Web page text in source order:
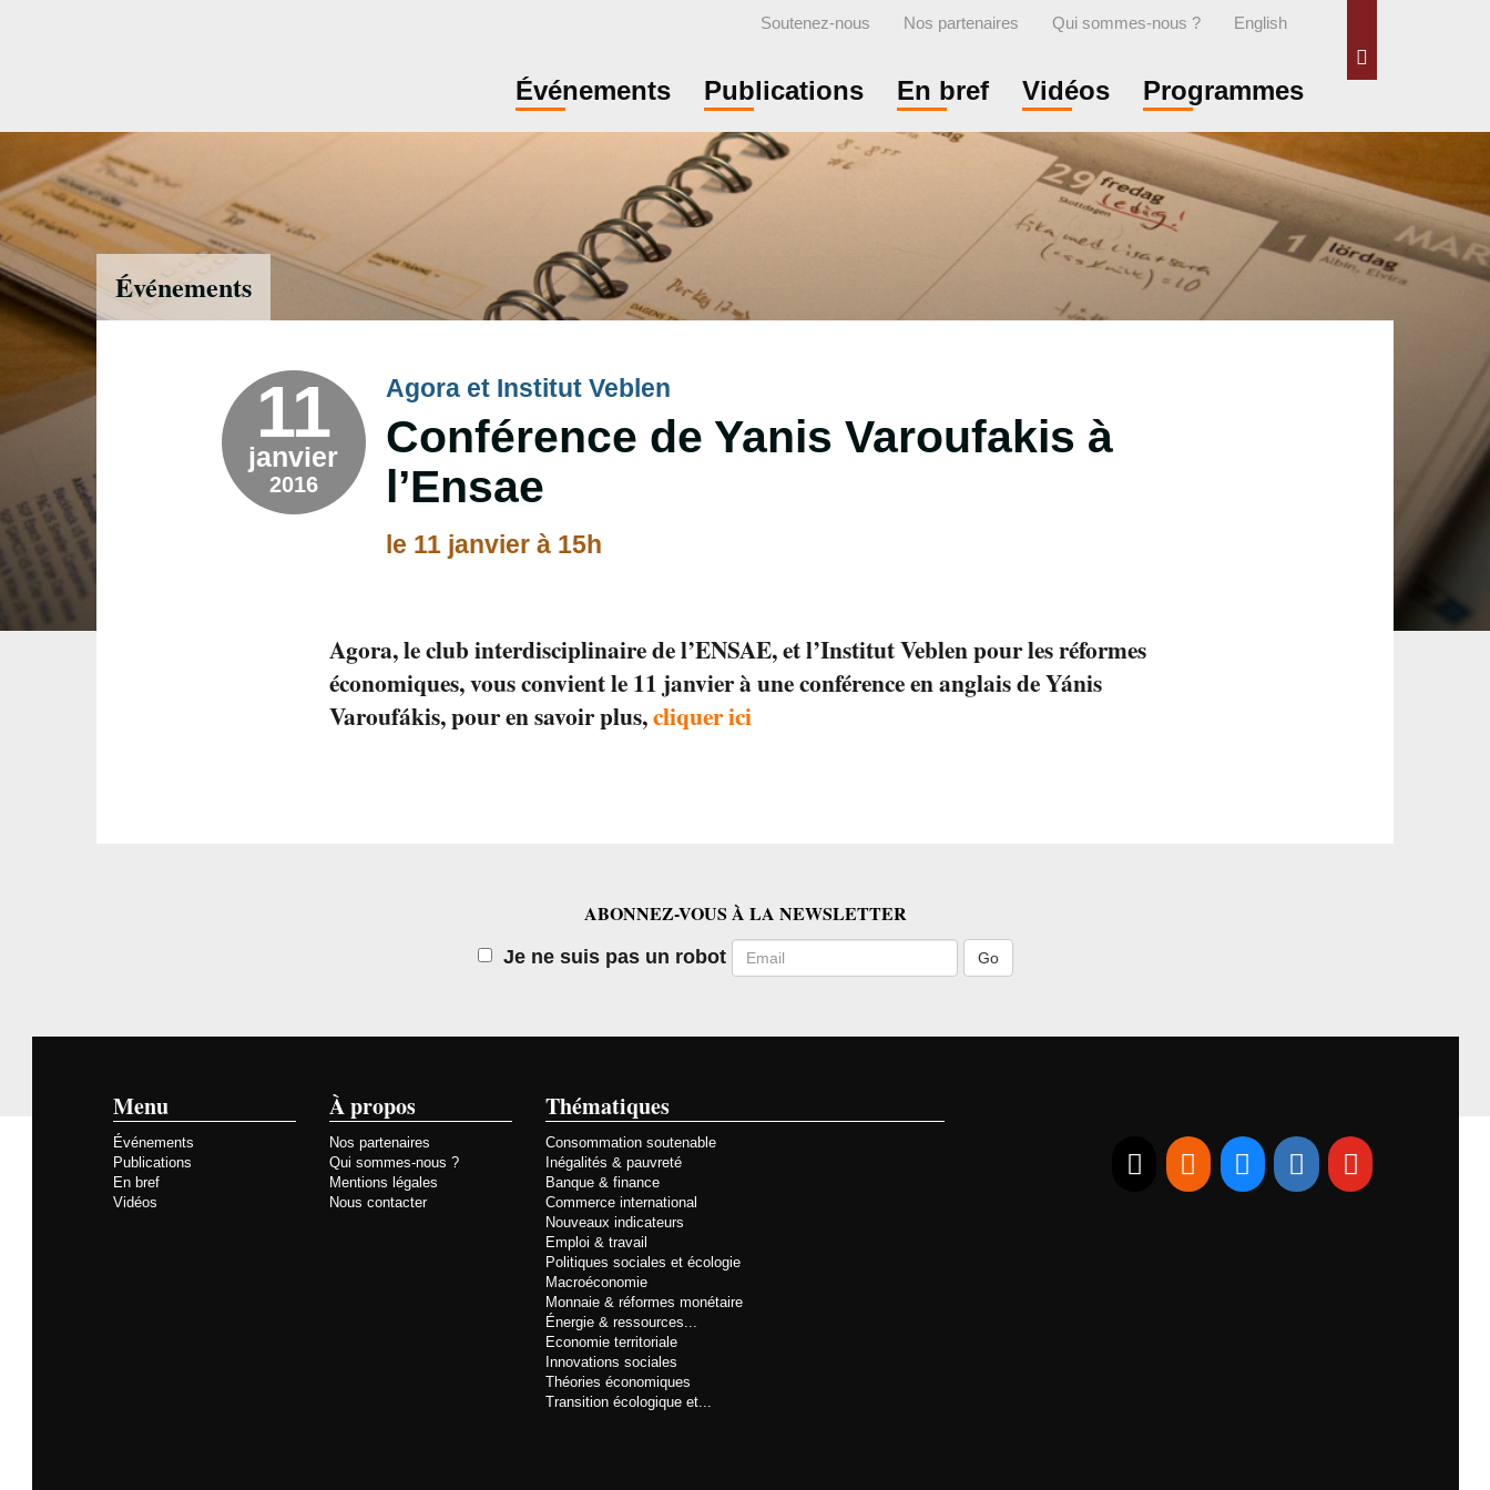
Soutenez-nous Nos partenaires Qui sommes-nous ? English
Événements Publications En bref Vidéos Programmes
Événements
11
janvier
2016
Agora et Institut Veblen
Conférence de Yanis Varoufakis à
l’Ensae
le 11 janvier à 15h
Agora, le club interdisciplinaire de l’ENSAE, et l’Institut Veblen pour les réformes
économiques, vous convient le 11 janvier à une conférence en anglais de Yánis
Varoufákis, pour en savoir plus,cliquer ici
ABONNEZ-VOUS À LA NEWSLETTER
Je ne suis pas un robot Email
Menu
Événements
Publications
En bref
Vidéos
À propos
Nos partenaires
Qui sommes-nous ?
Mentions légales
Nous contacter
Thématiques
Consommation soutenable
Inégalités & pauvreté
Banque & finance
Commerce international
Nouveaux indicateurs
Emploi & travail
Politiques sociales et écologie
Macroéconomie
Monnaie & réformes monétaire
Énergie & ressources...
Economie territoriale
Innovations sociales
Théories économiques
Transition écologique et...